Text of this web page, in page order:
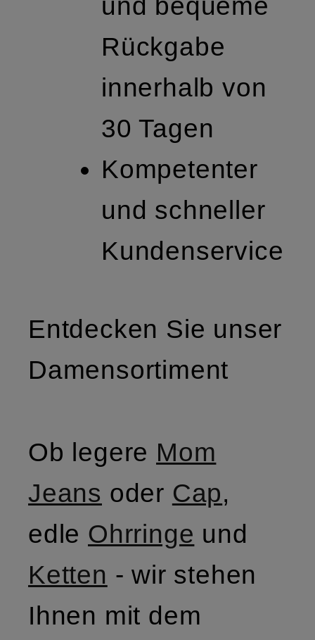
Rückgabe
innerhalb von
30 Tagen
Kompetenter
und schneller
Kundenservice
Entdecken Sie unser
Damensortiment
Ob legere Mom
Jeans oder Cap,
edle Ohrringe und
Ketten - wir stehen
Ihnen mit dem